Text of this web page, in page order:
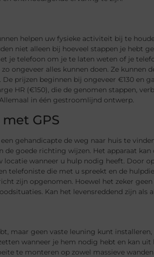
helpen uw fysieke activiteit bij te
niet alleen bij hoeveel stappen je hebt
je telefoon om je te laten weten of je
ongeveer alles kunnen doen. Ze kunnen
De prijzen beginnen bij ongeveer €130 en
HR (€150), die de genomen stappen,
in één gestroomlijnd ontwerp.
GPS
gehandicapte de weg naar huis te
de goede richting wijzen. Het apparaat
locatie wanneer u hulp nodig heeft. Door
telefoniste die met u spreekt en de
zijn opgenomen. Hoewel het zeker
Kan het levensreddend zijn als
maar geen vaste leuning kunt
wanneer je hem nodig hebt en kan
te monteren op zowel massieve